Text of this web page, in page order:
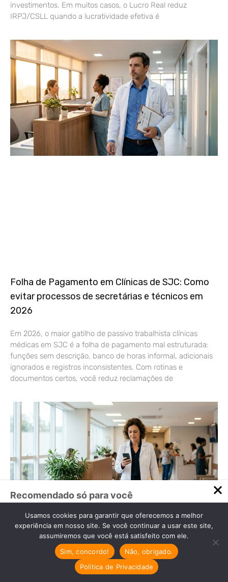
investimentos. Em muitos casos, o Lucro Real reduz
IRPJ/CSLL quando a lucratividade efetiva é
Folha de Pagamento em Clínicas de SJC: Como
evitar processos de secretárias e técnicos em
2026
Em 2026, o maior gatilho de passivo trabalhista clínicas
médicas em SJC é a folha de pagamento mal estruturada:
funções sem descrição, banco de horas informal, adicionais
ignorados e registros inconsistentes. Com rotinas e
documentos certos, você reduz reclamações de
Recomendado só para você
Terceirização da Folha de
Pagamento: Benefícios para
Dentistas
Terceirização da Folha de
Pagamento: Descubra os Benefícios para
Usamos cookies para garantir que oferecemos a melhor
experiência em nosso site. Se você continuar a usar este site,
assumiremos que você está satisfeito com ele.
Sim, concordo!
Não, obrigado.
Política de Privacidade